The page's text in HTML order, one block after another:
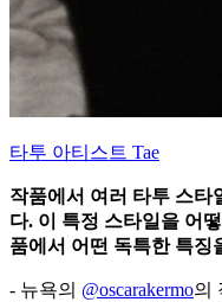
타투 아티스트 Tae
작품에서 여러 타투 스타
다. 이 특정 스타일을 어
품에서 어떤 독특한 특징
- 뉴욕의 @oscarakermo의